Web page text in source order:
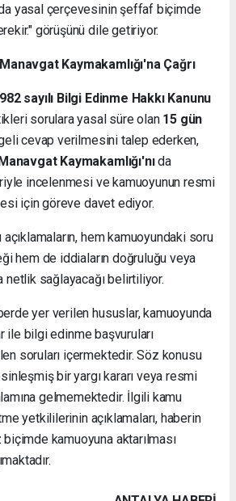
yasal çerçevesinin şeffaf biçimde
görüşünü dile getiriyor.
Kaymakamlığı'na Çağrı
sayılı Bilgi Edinme Hakkı Kanunu
sorulara yasal süre olan 15 gün
cevap verilmesini talep ederken,
Kaymakamlığı'nıda
incelenmesi ve kamuoyunun resmi
için göreve davet ediyor.
hem kamuoyundaki soru
hem de iddiaların doğruluğu veya
netlik sağlayacağı belirtiliyor.
yer verilen hususlar, kamuoyunda
bilgi edinme başvuruları
soruları içermektedir. Söz konusu
bir yargı kararı veya resmi
gelmemektedir. İlgili kamu
yetkililerinin açıklamaları, haberin
kamuoyuna aktarılması